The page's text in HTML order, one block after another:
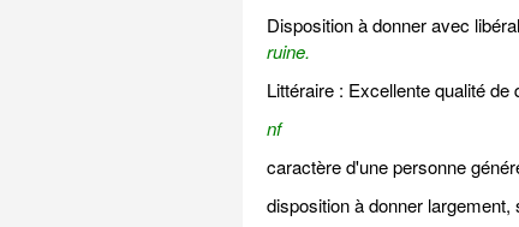
Disposition à donner avec
ruine.
Littéraire : Excellente qualité de
nf
caractère d'une personne
disposition à donner largement,